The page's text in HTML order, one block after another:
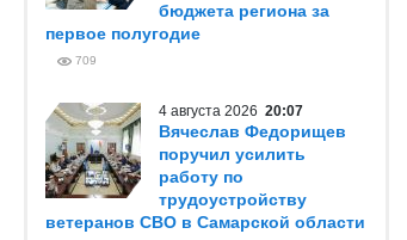
бюджета региона за
первое полугодие
709
4 августа 2026 20:07
Вячеслав Федорищев
поручил усилить
работу по
трудоустройству
ветеранов СВО в Самарской области